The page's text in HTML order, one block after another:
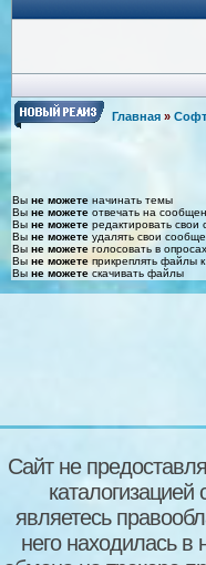
Главная » Софт
Вы не можете начинать темы
Вы не можете отвечать на
Вы не можете редактировать свои
Вы не можете удалять свои
Вы не можете голосовать в опросах
Вы не можете прикреплять файлы
Вы не можете скачивать файлы
Сайт не
являетесь
него находилась